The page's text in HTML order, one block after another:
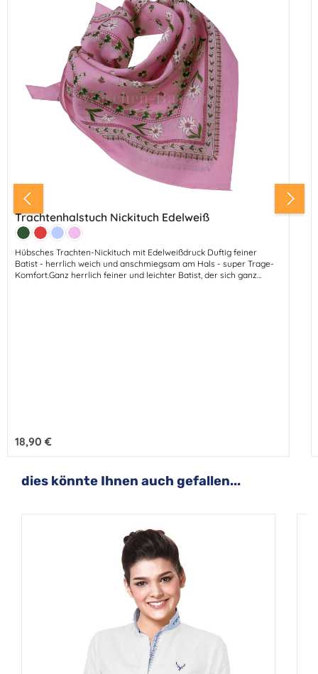
Trachtenhalstuch Nickituch Edelweiß
Farbe:
TanneRot Hellblau
Rosa
Hübsches Trachten-Nickituch mit Edelweißdruck Duftig feiner
Batist - herrlich weich und anschmiegsam am Hals - super Trage-
Komfort.Ganz herrlich feiner und leichter Batist, der sich ganz
Regulärer Preis:
18,90 €
Produktgalerie überspringen
dies könnte Ihnen auch gefallen...